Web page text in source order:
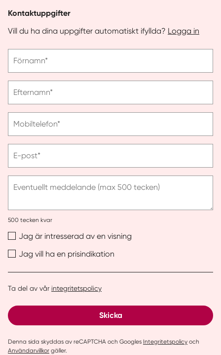
Kontaktuppgifter
Vill du ha dina uppgifter automatiskt ifyllda? Logga in
ange
Förnamn*
ange
Efternamn*
ange
Mobiltelefon*
ange
post
E-post*
Eventuellt meddelande (max 500 tecken)
500 tecken kvar
Jag är intresserad av en visning
Jag vill ha en prisindikation
Ta del av vår integritetspolicy
Skicka
Denna sida skyddas av reCAPTCHA och Googles Integritetspolicy och
Användarvillkor gäller.